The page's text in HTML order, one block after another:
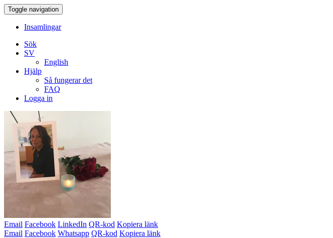
Toggle navigation
Insamlingar
Sök
SV
English
Hjälp
Så fungerar det
FAQ
Logga in
Email Facebook LinkedIn QR-kod Kopiera länk
Email Facebook Whatsapp QR-kod Kopiera länk